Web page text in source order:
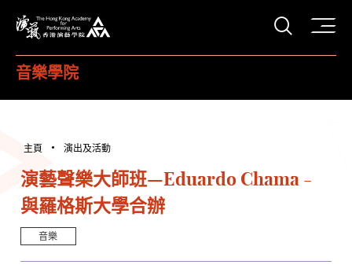
打開
音樂學院
主頁 演出及活動
演藝聲樂大師班—Eduardo Chama -
與羅格斯大學合辦
音樂